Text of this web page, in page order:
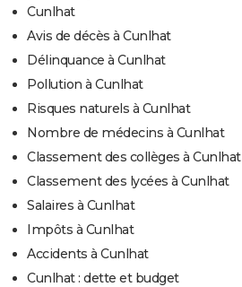
Cunlhat
Avis de décès à Cunlhat
Délinquance à Cunlhat
Pollution à Cunlhat
Risques naturels à Cunlhat
Nombre de médecins à Cunlhat
Classement des collèges à Cunlhat
Classement des lycées à Cunlhat
Salaires à Cunlhat
Impôts à Cunlhat
Accidents à Cunlhat
Cunlhat : dette et budget